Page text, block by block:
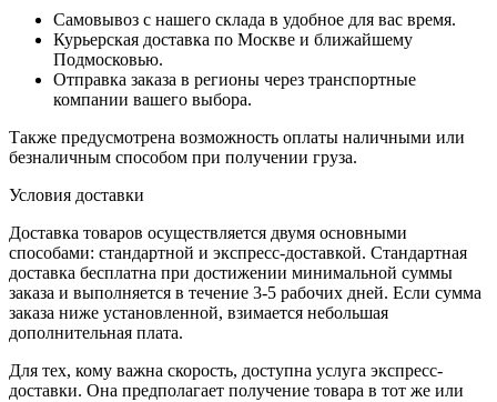
Самовывоз с нашего склада в удобное для вас время.
Курьерская доставка по Москве и ближайшему
Подмосковью.
Отправка заказа в регионы через транспортные
компании вашего выбора.
Также предусмотрена возможность оплаты наличными или
безналичным способом при получении груза.
Условия доставки
Доставка товаров осуществляется двумя основными
способами: стандартной и экспресс-доставкой. Стандартная
доставка бесплатна при достижении минимальной суммы
заказа и выполняется в течение 3-5 рабочих дней. Если сумма
заказа ниже установленной, взимается небольшая
дополнительная плата.
Для тех, кому важна скорость, доступна услуга экспресс-
доставки. Она предполагает получение товара в тот же или